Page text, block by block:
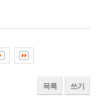
목록 쓰기